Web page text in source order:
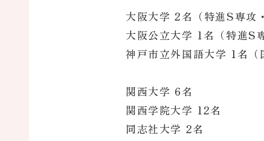
大阪大学 2名（特進S専攻
大阪公立大学 1名（特進S
神戸市立外国語大学 1名（
関西大学 6名
関西学院大学 12名
同志社大学 2名